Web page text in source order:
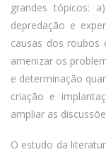
grandes tópicos:
depredação e
causas dos roubos
amenizar os
e determinação
criação e
ampliar as
O estudo da